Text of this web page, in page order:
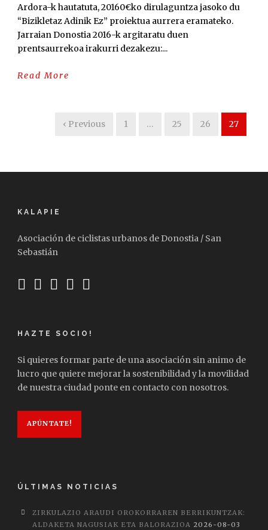
Ardora-k hautatuta, 20160€ko dirulaguntza jasoko du
“Bizikletaz Adinik Ez” proiektua aurrera eramateko.
Jarraian Donostia 2016-k argitaratu duen
prentsaurrekoa irakurri dezakezu:...
Read More
‹ Previous 1 … 25 26 27
KALAPIE
Asociación de ciclistas urbanos de Donostia / San
Sebastián
HAZTE SOCIO!
Si quieres formar parte de una asociación sin animo de
lucro que quiere mejorar la sostenibilidad y la movilidad
de nuestra ciudad ponte en contacto con nosotros.
APÚNTATE!
ÚLTIMAS NOTICIAS
ZIRKULAZIO ARAUDI OROKORRAREN BERRIKUNTZAK:
ALDAKETA NAGUSIAK ETA BALORAZIOA 2026-08-03